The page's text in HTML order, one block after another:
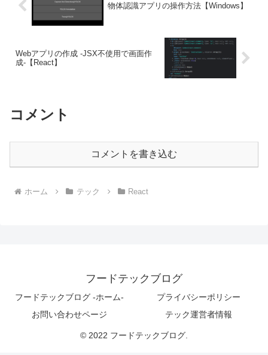
物体認識アプリの操作方法【Windows】
Webアプリの作成 -JSX不使用で画面作
成-【React】
コメント
コメントを書き込む
ホーム テック React
フードテックブログ
フードテックブログ -ホーム-
プライバシーポリシー
お問い合わせページ
テック運営者情報
© 2022 フードテックブログ.